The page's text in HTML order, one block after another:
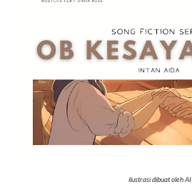
ilustrasi dibuat oleh AI